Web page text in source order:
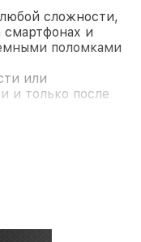
сложности,
смартфонах и
поломками
или
и только после
В случае